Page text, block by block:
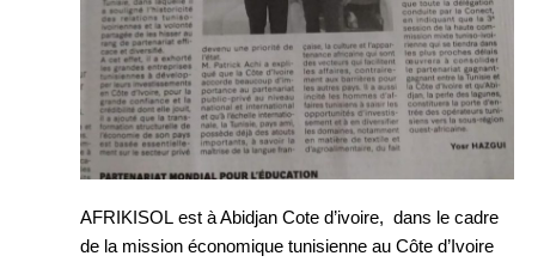
AFRIKISOL est à Abidjan Cote d’ivoire, dans le cadre
de la mission économique tunisienne au Côte d’Ivoire